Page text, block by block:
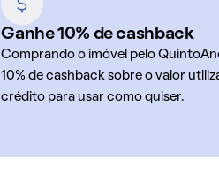
Ganhe 10% de cashback
Comprando o imóvel pelo
10% de cashback sobre o valor
crédito para usar como quiser.